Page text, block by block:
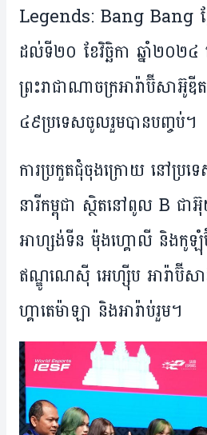
Legends: Bang Bang ផ្ន
ដល់​ទី​២០​ ខែ​វិច្ឆិកា ឆ្នាំ​២០២
ព្រះ​រាជា​ណា​ចក្រ​អារ៉ាប៊ីសាអ៊ូ​
៤៩​ប្រទេស​ចូល​រួម​បាន​បញ្ចប់​។
ការ​ប្រកួត​ជុំ​ចុង​ក្រោយ នៅ​ប្រទ
នារី​កម្ពុជា ស្ថិត​នៅ​ពូល B ជា
អាហ្សង់ទីន ម៉ុងហ្គោលី និង​កូ
ឥណ្ឌូណេស៊ី អេហ្ស៊ីប អារ៉ាប៊ីសា
ហ្គាតេម៉ាឡា និង​​អារ៉ាប់រួម។